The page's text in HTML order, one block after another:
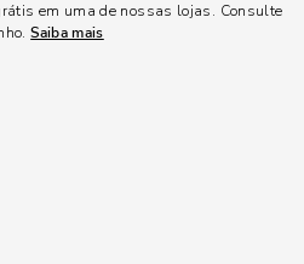
em uma de nossas lojas. Consulte
Saiba mais